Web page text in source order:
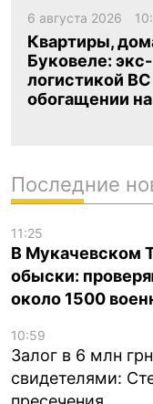
6 августа 2026
Квартиры,
Буковеле:
логистикой
обогащении
Последние
11:25
В Мукачевском
обыски:
около 1500
10:59
Залог в 6 млн
свидетелями: